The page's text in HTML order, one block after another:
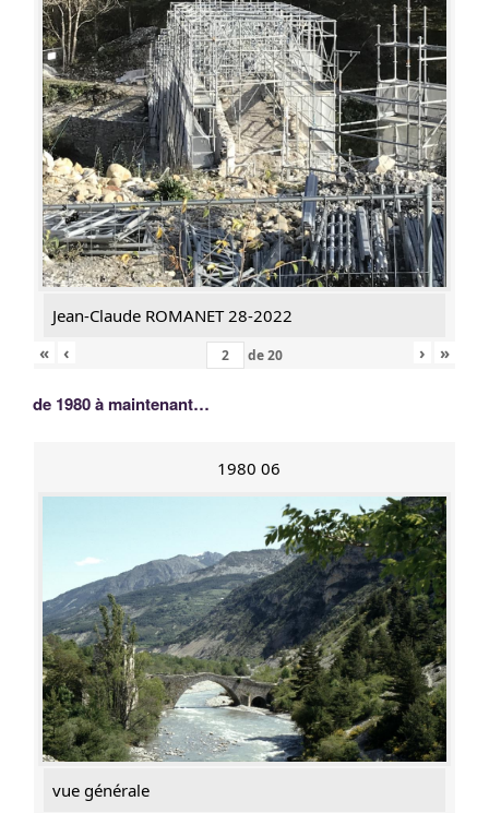
Jean-Claude ROMANET 28-2022
«
‹ de20 › »
de 1980 à maintenant…
1980 06
vue générale